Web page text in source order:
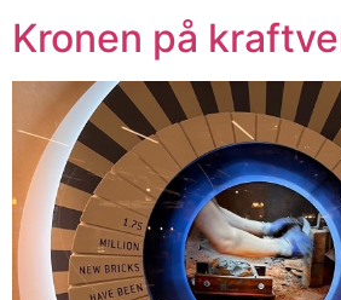
Kronen på